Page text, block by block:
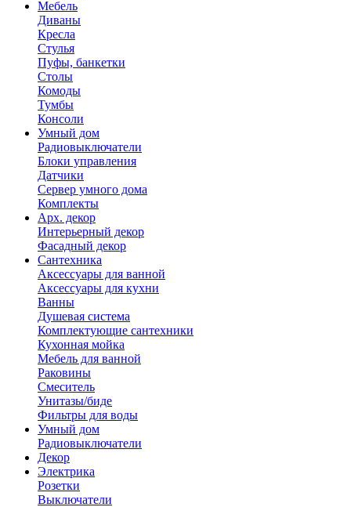
Мебель
Диваны
Кресла
Стулья
Пуфы, банкетки
Столы
Комоды
Тумбы
Консоли
Умный дом
Радиовыключатели
Блоки управления
Датчики
Сервер умного дома
Комплекты
Арх. декор
Интерьерный декор
Фасадный декор
Сантехника
Аксессуары для ванной
Аксессуары для кухни
Ванны
Душевая система
Комплектующие сантехники
Кухонная мойка
Мебель для ванной
Раковины
Смеситель
Унитазы/биде
Фильтры для воды
Умный дом
Радиовыключатели
Декор
Электрика
Розетки
Выключатели